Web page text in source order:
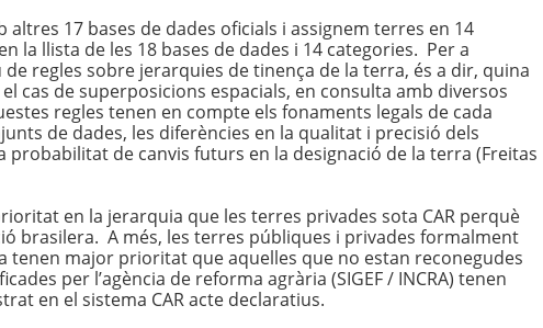
altres 17 bases de dades oficials i assignem terres en 14
la llista de les 18 bases de dades i 14 categories. Per a
regles sobre jerarquies de tinença de la terra, és a dir, quina
cas de superposicions espacials, en consulta amb diversos
regles tenen en compte els fonaments legals de cada
de dades, les diferències en la qualitat i precisió dels
de canvis futurs en la designació de la terra (Freitas
en la jerarquia que les terres privades sota CAR perquè
brasilera. A més, les terres públiques i privades formalment
major prioritat que aquelles que no estan reconegudes
per l’agència de reforma agrària (SIGEF / INCRA) tenen
en el sistema CAR acte declaratius.